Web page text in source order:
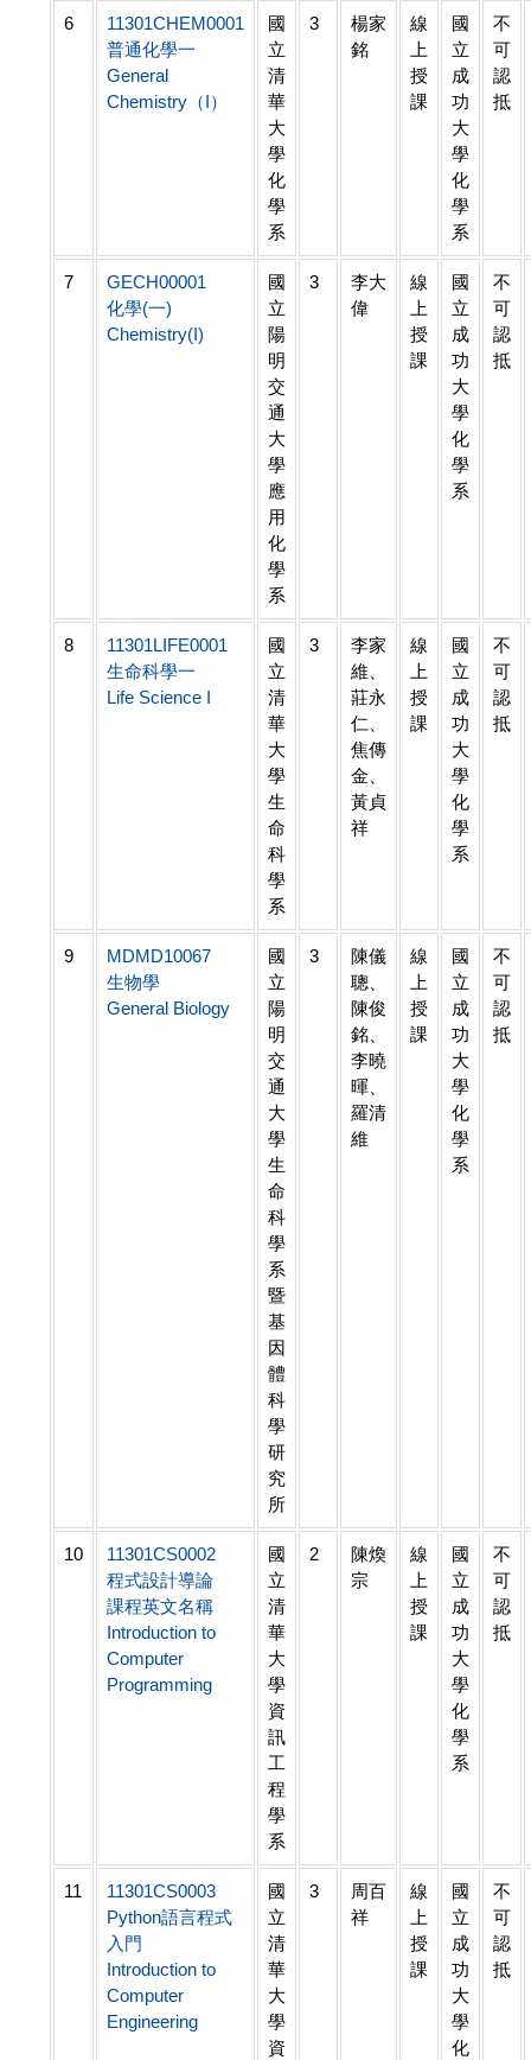
6
11301CHEM0001
普通化學一
General
Chemistry（I）
國
立
清
華
大
學
化
學
系
3
楊家
銘
線
上
授
課
國
立
成
功
大
學
化
學
系
不
可
認
抵
7
GECH00001
化學(一)
Chemistry(I)
國
立
陽
明
交
通
大
學
應
用
化
學
系
3
李大
偉
線
上
授
課
國
立
成
功
大
學
化
學
系
不
可
認
抵
8
11301LIFE0001
生命科學一
Life Science I
國
立
清
華
大
學
生
命
科
學
系
3
李家
維、
莊永
仁、
焦傳
金、
黃貞
祥
線
上
授
課
國
立
成
功
大
學
化
學
系
不
可
認
抵
9
MDMD10067
生物學
General Biology
國
立
陽
明
交
通
大
學
生
命
科
學
系
暨
基
因
體
科
學
研
究
所
3
陳儀
聰、
陳俊
銘、
李曉
暉、
羅清
維
線
上
授
課
國
立
成
功
大
學
化
學
系
不
可
認
抵
10
11301CS0002
程式設計導論
課程英文名稱
Introduction to
Computer
Programming
國
立
清
華
大
學
資
訊
工
程
學
系
2
陳煥
宗
線
上
授
課
國
立
成
功
大
學
化
學
系
不
可
認
抵
11
11301CS0003
Python語言程式
入門
Introduction to
Computer
Engineering
國
立
清
華
大
學
資
3
周百
祥
線
上
授
課
國
立
成
功
大
學
化
不
可
認
抵